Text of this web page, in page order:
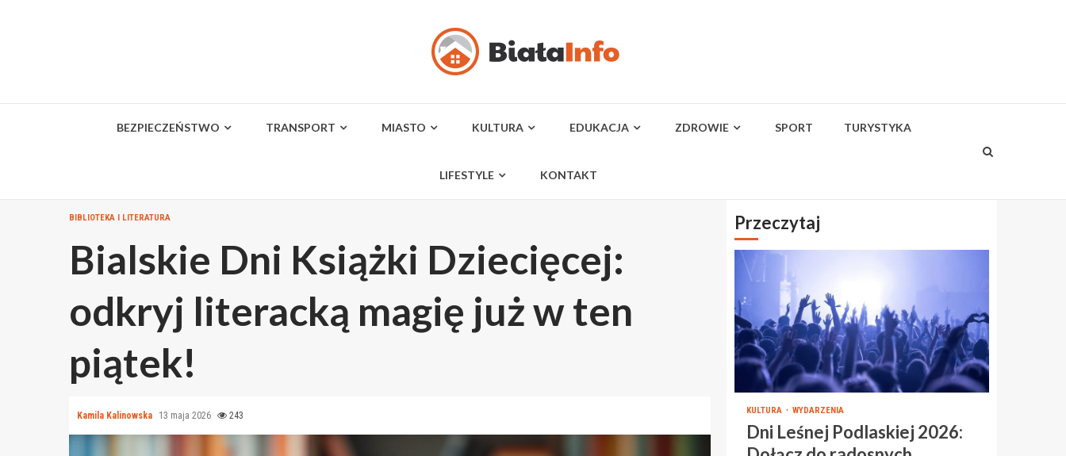
BEZPIECZEŃSTWO TRANSPORT MIASTO KULTURA EDUKACJA ZDROWIE SPORT TURYSTYKA
LIFESTYLE KONTAKT
BIBLIOTEKA I LITERATURA
Bialskie Dni Książki Dziecięcej:
odkryj literacką magię już w ten
piątek!
Kamila Kalinowska 13 maja 2026 243
Przeczytaj
KULTURA WYDARZENIA
Dni Leśnej Podlaskiej 2026: